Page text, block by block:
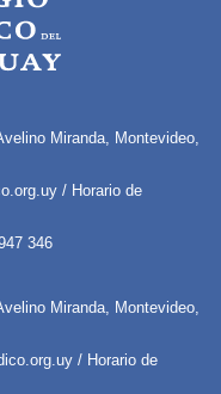
Miranda, Montevideo,
/ Horario de
346
Miranda, Montevideo,
/ Horario de